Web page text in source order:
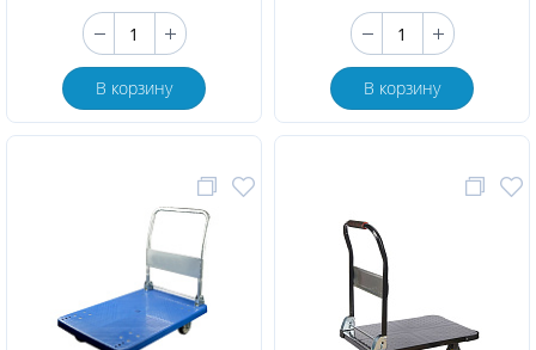
В корзину В корзину